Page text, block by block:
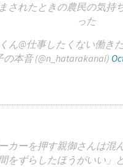
されたときの農民の気持
った
ん@仕事したくない働き
の本音 (@n_hatarakanai)
ーカーを押す親御さんは混
をずらしたほうがいい」